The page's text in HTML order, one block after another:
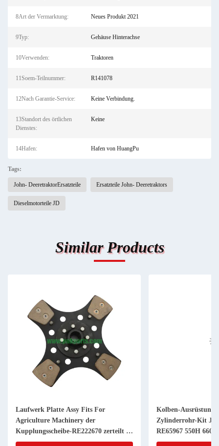
8Art der Vermarktung: Neues Produkt 2021
9Typ: Gehäuse Hinterachse
10Verwenden: Traktoren
11Soem-Teilnummer: R141078
12Nach Garantie-Service: Keine Verbindung.
13Standort des örtlichen
Dienstes:
Keine
14Hafen: Hafen von HuangPu
Tags:
John- DeeretraktorErsatzteile Ersatzteile John- Deeretraktors
Dieselmotorteile JD
Similar Products
Laufwerk Platte Assy Fits For
Agriculture Machinery der
Kupplungsscheibe-RE222670 zerteilt 11
Zoll 20 KEIL
Kolben-Ausrüstung
Zylinderrohr-Kit JDs
RE65967 550H 6603
Powerthch Turbo